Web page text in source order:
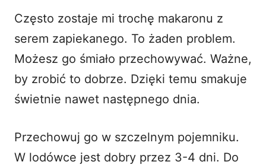
Często zostaje mi trochę makaronu z
serem zapiekanego. To żaden problem.
Możesz go śmiało przechowywać. Ważne,
by zrobić to dobrze. Dzięki temu smakuje
świetnie nawet następnego dnia.
Przechowuj go w szczelnym pojemniku.
W lodówce jest dobry przez 3-4 dni. Do